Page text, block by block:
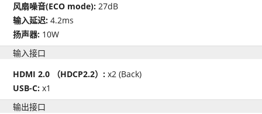
风扇噪音(ECO mode):27dB
输入延迟:4.2ms
扬声器: 10W
输入接口
HDMI 2.0 （HDCP2.2）:x2 (Back)
USB-C:x1
输出接口